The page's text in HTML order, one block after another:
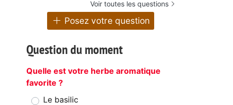
Voir toutes les questions
Posez votre question
Question du moment
Quelle est votre herbe aromatique
favorite ?
Le basilic